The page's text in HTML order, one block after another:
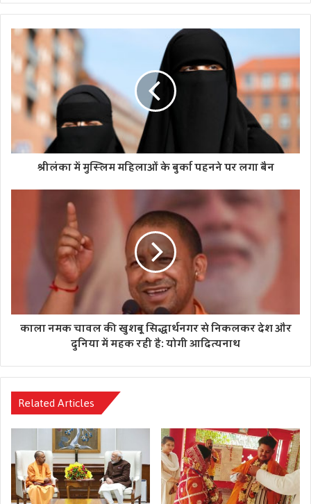
ESM- 85
योग्यता-
उम्मीदवार के पास न्यूनतम 50 अंकों के साथ बैचलर डिग्री होना
अनिवार्य है।
उम्मीदवार का T-TET पेपर-2 पास करना और सर्टिफिकेट होना
अनिवार्य है।
फीस-
इस भर्ती प्रक्रिया के लिए रजिस्ट्रेशन करने के लिए आवेदन फीस 100
रुपए निर्धारित की गई है। जबकि रिजवर्ड कैटेगरी के लिए आवेदन फीस
50 रुपए है।
Tags कैरियर त्रिपुरा सरकारी टीचर
श्रीलंका में मुस्लिम महिलाओं के बुर्का पहनने पर लगा बैन
काला नमक चावल की खुशबू सिद्धार्थनगर से निकलकर देश और
दुनिया में महक रही है: योगी आदित्यनाथ
Related Articles